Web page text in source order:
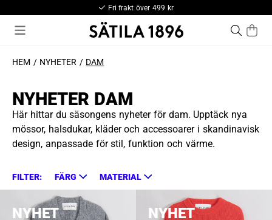
HEM NYHETER DAM
NYHETER DAM
Här hittar du säsongens nyheter för dam. Upptäck nya
mössor, halsdukar, kläder och accessoarer i skandinavisk
design, anpassade för stil, funktion och värme.
FILTER: FÄRG MATERIAL
NYHET NYHET